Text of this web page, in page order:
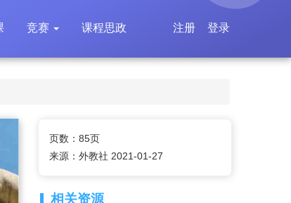
竞赛 课程思政 登录
注册
页数：85页
来源：外教社 2021-01-27
相关资源